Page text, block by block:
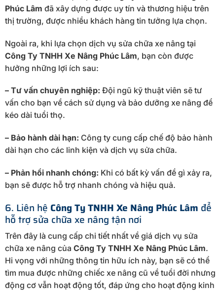
Phúc Lâm đã xây dựng được uy tín và thương hiệu trên
thị trường, được nhiều khách hàng tin tưởng lựa chọn.
Ngoài ra, khi lựa chọn dịch vụ sửa chữa xe nâng tại
Công Ty TNHH Xe Nâng Phúc Lâm, bạn còn được
hưởng những lợi ích sau:
– Tư vấn chuyên nghiệp: Đội ngũ kỹ thuật viên sẽ tư
vấn cho bạn về cách sử dụng và bảo dưỡng xe nâng để
kéo dài tuổi thọ.
– Bảo hành dài hạn: Công ty cung cấp chế độ bảo hành
dài hạn cho các linh kiện và dịch vụ sửa chữa.
– Phản hồi nhanh chóng: Khi có bất kỳ vấn đề gì xảy ra,
bạn sẽ được hỗ trợ nhanh chóng và hiệu quả.
6. Liên hệ Công Ty TNHH Xe Nâng Phúc Lâm để
hỗ trợ sửa chữa xe nâng tận nơi
Trên đây là cung cấp chi tiết nhất về giá dịch vụ sửa
chữa xe nâng của Công Ty TNHH Xe Nâng Phúc Lâm.
Hi vọng với những thông tin hữu ích này, bạn sẽ có thể
tìm mua được những chiếc xe nâng cũ về tuổi đời nhưng
động cơ vẫn hoạt động tốt, đáp ứng cho hoạt động kinh